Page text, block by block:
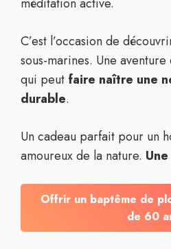
C’est l’occasion de
sous-marines. Une
qui peut faire naître une
durable.
Un cadeau parfait pour un
amoureux de la nature.
Offrir un baptême de
de 60